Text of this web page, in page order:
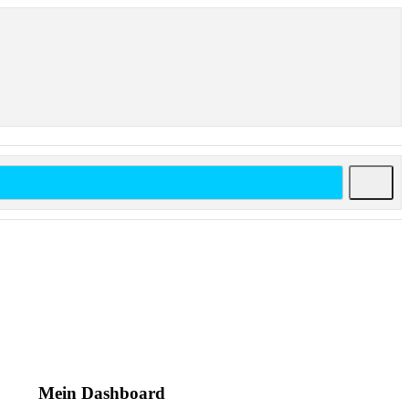
Mein Dashboard